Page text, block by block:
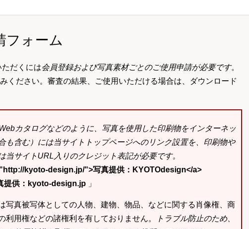
フォーム
だくには会員登録および写真素材ごとのご使用申請が必要です。
ください。審査の結果、ご使用いただける場合は、ダウンロード
カタログなどのように、写真を使用した印刷物をインターネッ
も含む）には当サイトトップページへのリンク設置を、印刷物や
当サイトURL入りのクレジット表記が必要です。
kyoto-design.jp/">写真提供：KYOTOdesign</a>
提供：kyoto-design.jp 」
写真被写体としての人物、建物、物品、などに関する肖像権、商
用権などの諸権利を有しておりません。
トラブル防止のため、